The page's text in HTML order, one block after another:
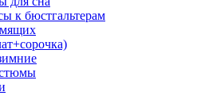
к бюстгальтерам